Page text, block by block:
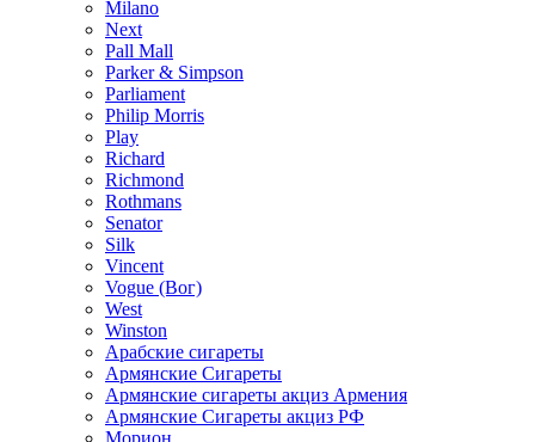
Milano
Next
Pall Mall
Parker & Simpson
Parliament
Philip Morris
Play
Richard
Richmond
Rothmans
Senator
Silk
Vincent
Vogue (Вог)
West
Winston
Арабские сигареты
Армянские Сигареты
Армянские сигареты акциз Армения
Армянские Сигареты акциз РФ
Морион